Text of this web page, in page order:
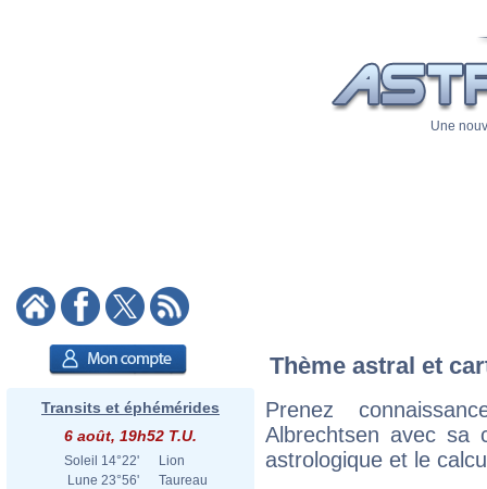
Une
Transits et éphémérides
6 août, 19h52 T.U.
Soleil 14°22'
Lion
Lune 23°56'
Taureau
Thème astral et
Prenez
Albrechtsen avec sa
astrologique et le